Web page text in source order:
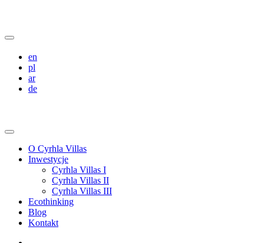
en
pl
ar
de
O Cyrhla Villas
Inwestycje
Cyrhla Villas I
Cyrhla Villas II
Cyrhla Villas III
Ecothinking
Blog
Kontakt